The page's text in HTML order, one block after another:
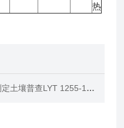
热
1255-1999 标准土壤全硫测定仪